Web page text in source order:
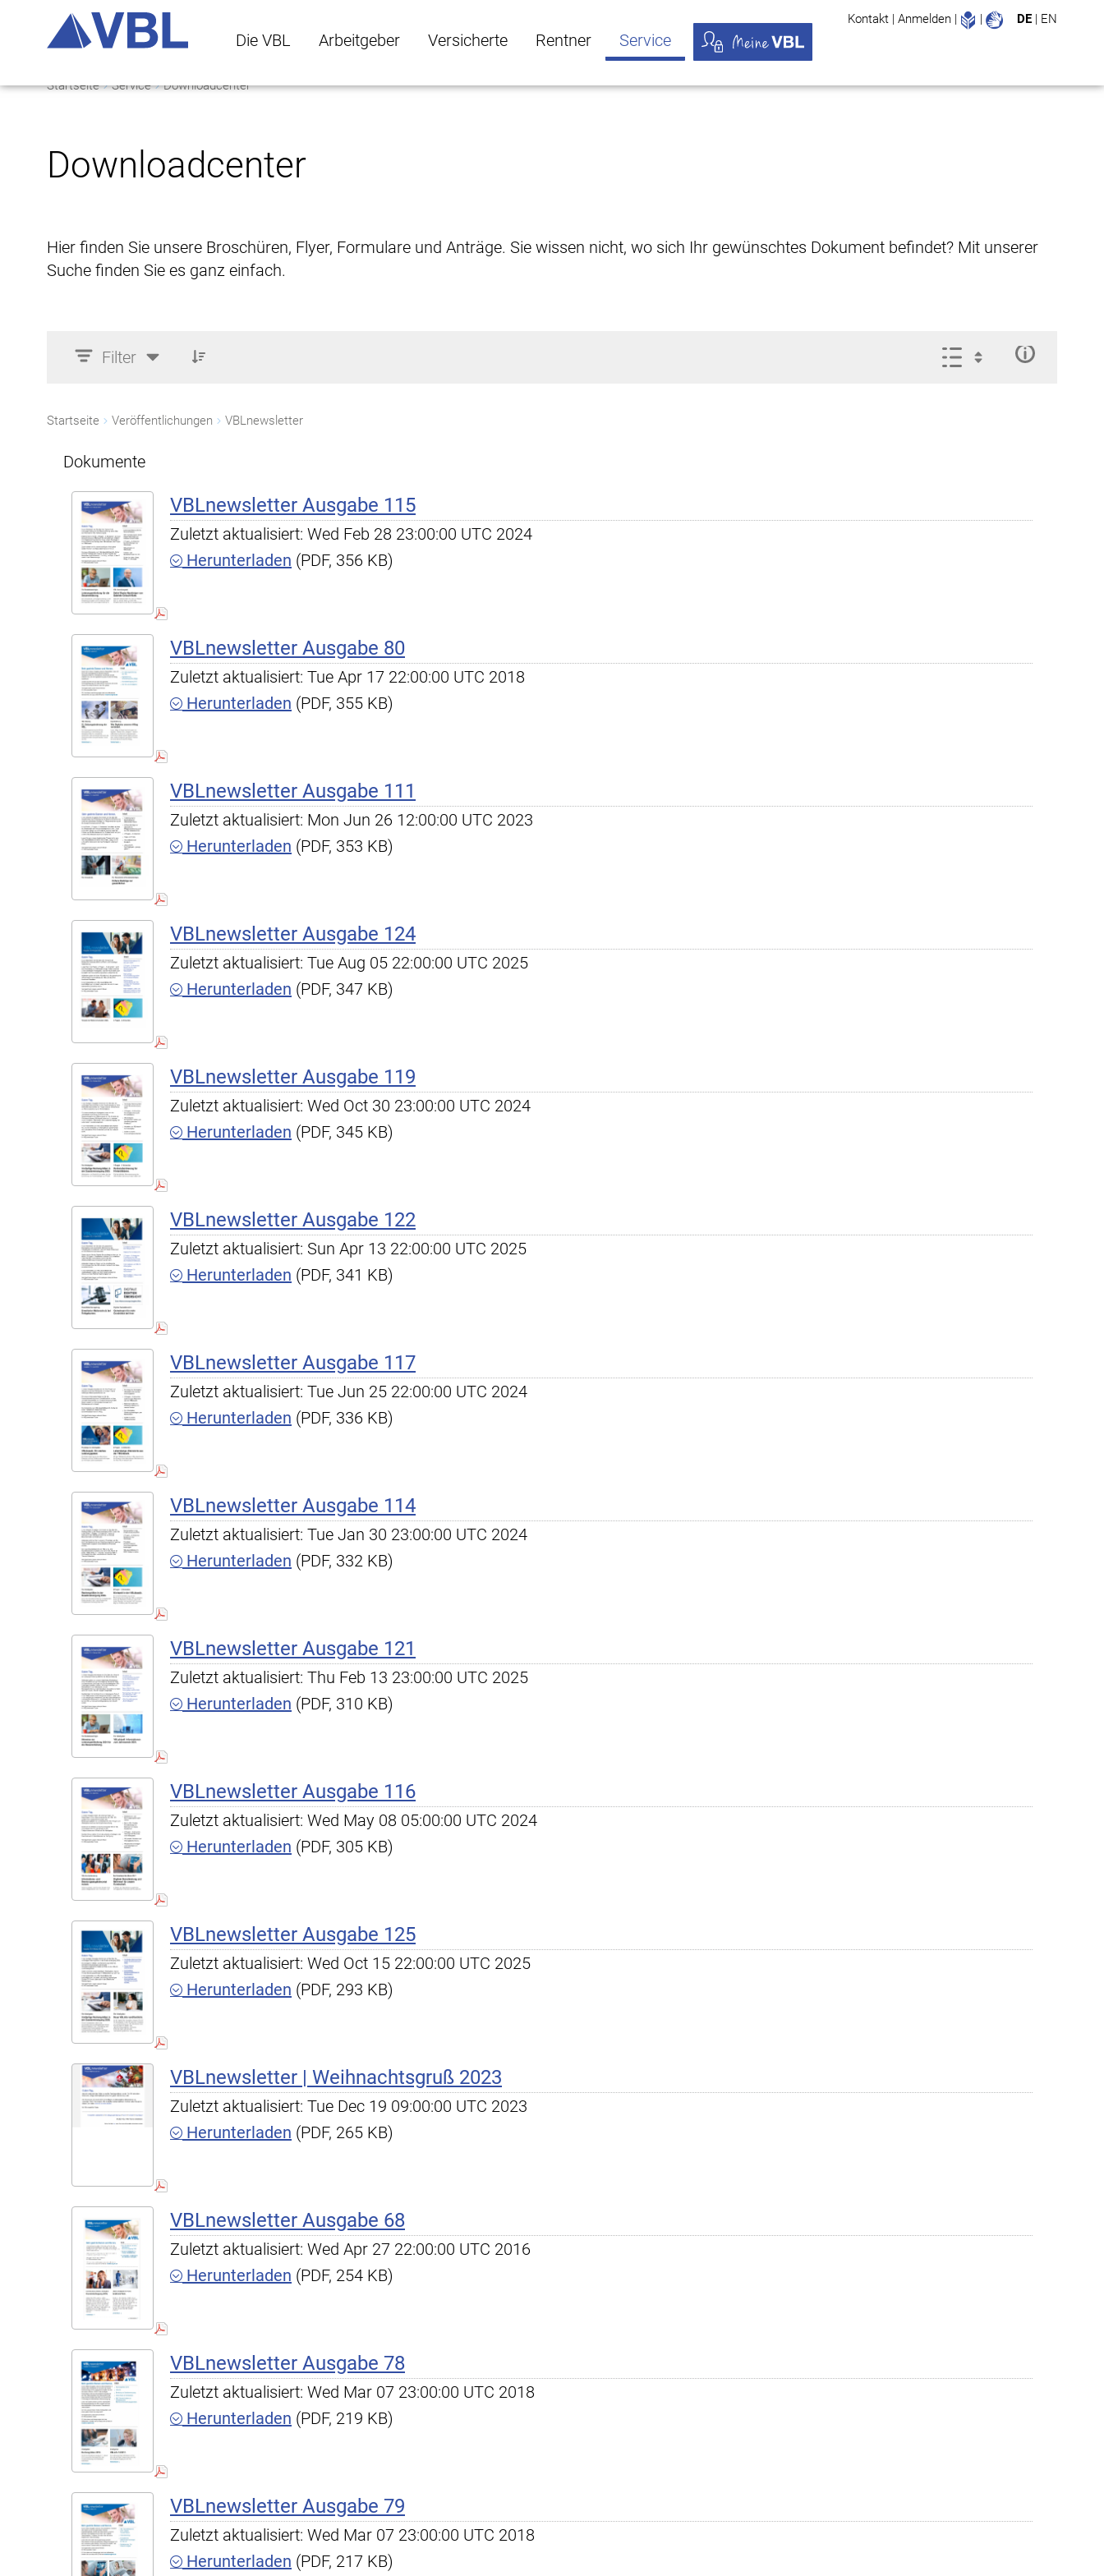
Die VBL Arbeitgeber Versicherte Rentner Service
Kontakt | Anmelden | Leichte Sprache
| DE | EN
Startseite Service Downloadcenter
Downloadcenter
Hier finden Sie unsere Broschüren, Flyer, Formulare und Anträge. Sie wissen nicht, wo sich Ihr gewünschtes Dokument befindet? Mit unserer
Suche finden Sie es ganz einfach.
Filter
Startseite Veröffentlichungen VBLnewsletter
Dokumente
VBLnewsletter Ausgabe 115
Zuletzt aktualisiert: Wed Feb 28 23:00:00 UTC 2024
Herunterladen (PDF, 356 KB)
VBLnewsletter Ausgabe 80
Zuletzt aktualisiert: Tue Apr 17 22:00:00 UTC 2018
Herunterladen (PDF, 355 KB)
VBLnewsletter Ausgabe 111
Zuletzt aktualisiert: Mon Jun 26 12:00:00 UTC 2023
Herunterladen (PDF, 353 KB)
VBLnewsletter Ausgabe 124
Zuletzt aktualisiert: Tue Aug 05 22:00:00 UTC 2025
Herunterladen (PDF, 347 KB)
VBLnewsletter Ausgabe 119
Zuletzt aktualisiert: Wed Oct 30 23:00:00 UTC 2024
Herunterladen (PDF, 345 KB)
VBLnewsletter Ausgabe 122
Zuletzt aktualisiert: Sun Apr 13 22:00:00 UTC 2025
Herunterladen (PDF, 341 KB)
VBLnewsletter Ausgabe 117
Zuletzt aktualisiert: Tue Jun 25 22:00:00 UTC 2024
Herunterladen (PDF, 336 KB)
VBLnewsletter Ausgabe 114
Zuletzt aktualisiert: Tue Jan 30 23:00:00 UTC 2024
Herunterladen (PDF, 332 KB)
VBLnewsletter Ausgabe 121
Zuletzt aktualisiert: Thu Feb 13 23:00:00 UTC 2025
Herunterladen (PDF, 310 KB)
VBLnewsletter Ausgabe 116
Zuletzt aktualisiert: Wed May 08 05:00:00 UTC 2024
Herunterladen (PDF, 305 KB)
VBLnewsletter Ausgabe 125
Zuletzt aktualisiert: Wed Oct 15 22:00:00 UTC 2025
Herunterladen (PDF, 293 KB)
VBLnewsletter | Weihnachtsgruß 2023
Zuletzt aktualisiert: Tue Dec 19 09:00:00 UTC 2023
Herunterladen (PDF, 265 KB)
VBLnewsletter Ausgabe 68
Zuletzt aktualisiert: Wed Apr 27 22:00:00 UTC 2016
Herunterladen (PDF, 254 KB)
VBLnewsletter Ausgabe 78
Zuletzt aktualisiert: Wed Mar 07 23:00:00 UTC 2018
Herunterladen (PDF, 219 KB)
VBLnewsletter Ausgabe 79
Zuletzt aktualisiert: Wed Mar 07 23:00:00 UTC 2018
Herunterladen (PDF, 217 KB)